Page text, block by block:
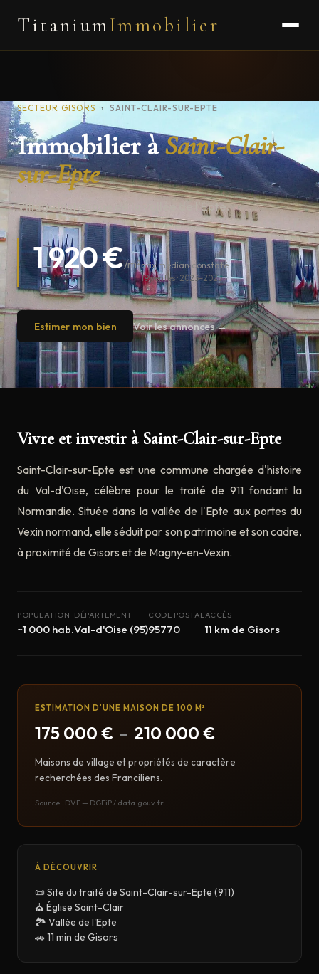
TitaniumImmobilier
SECTEUR GISORS › SAINT-CLAIR-SUR-EPTE
Immobilier àSaint-Clair-
sur-Epte
Village historique de la vallée de l'Epte.
1 920 €/m²prix médian constaté
19 ventes · 2023–2025
Estimer mon bien Voir les annonces →
Vivre et investir à Saint-Clair-sur-Epte
Saint-Clair-sur-Epte est une commune chargée d'histoire
du Val-d'Oise, célèbre pour le traité de 911 fondant la
Normandie. Située dans la vallée de l'Epte aux portes du
Vexin normand, elle séduit par son patrimoine et son cadre,
à proximité de Gisors et de Magny-en-Vexin.
POPULATION
~1 000 hab.
DÉPARTEMENT
Val-d'Oise (95)
CODE POSTAL
95770
ACCÈS
11 km de Gisors
ESTIMATION D'UNE MAISON DE 100 M²
175 000 € – 210 000 €
Maisons de village et propriétés de caractère
recherchées des Franciliens.
Source : DVF — DGFiP / data.gouv.fr
À DÉCOUVRIR
📜 Site du traité de Saint-Clair-sur-Epte (911)
⛪ Église Saint-Clair
🏞️ Vallée de l'Epte
🚗 11 min de Gisors